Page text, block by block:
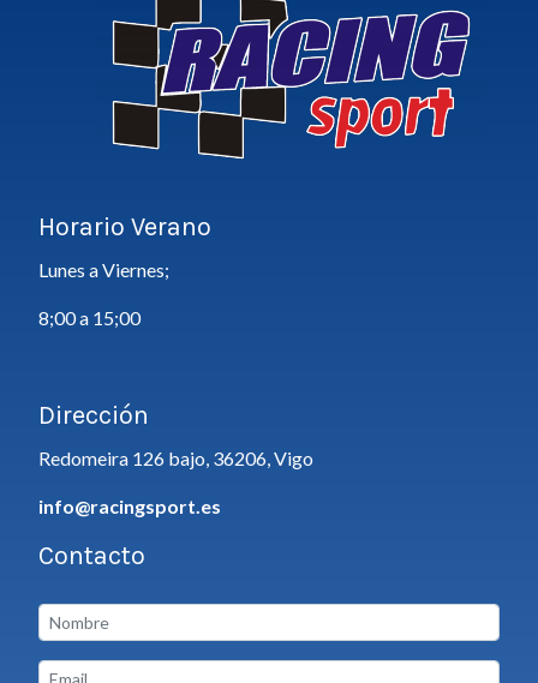
Horario Verano
Lunes a Viernes;
8;00 a 15;00
Dirección
Redomeira 126 bajo, 36206, Vigo
info@racingsport.es
Contacto